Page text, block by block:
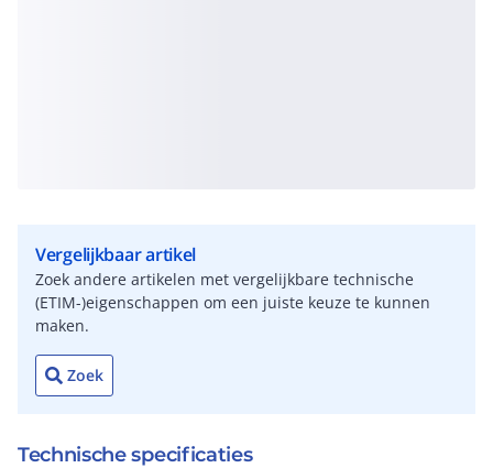
Vergelijkbaar artikel
Zoek andere artikelen met vergelijkbare technische
(ETIM-)eigenschappen om een juiste keuze te kunnen
maken.
Zoek
Technische specificaties